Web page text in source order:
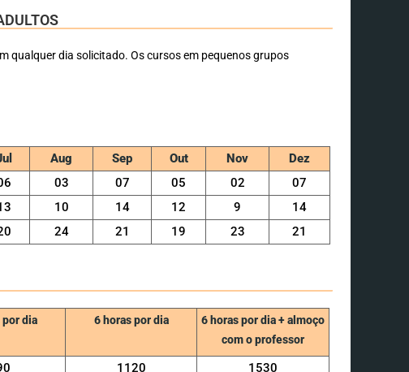
qualquer dia solicitado. Os cursos em pequenos grupos
Aug Sep Out Nov
Dez
03 07 05 02
07
10 14 12 9
14
24 21 19 23 21
por dia 6 horas por dia
6 horas por dia + almoço
com o professor
1120
1530